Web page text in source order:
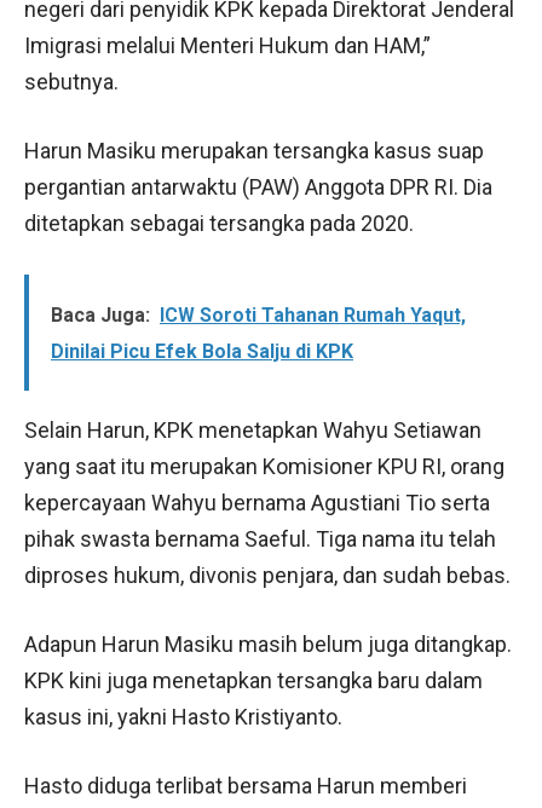
negeri dari penyidik KPK kepada Direktorat Jenderal
Imigrasi melalui Menteri Hukum dan HAM,”
sebutnya.
Harun Masiku merupakan tersangka kasus suap
pergantian antarwaktu (PAW) Anggota DPR RI. Dia
ditetapkan sebagai tersangka pada 2020.
Baca Juga: ICW Soroti Tahanan Rumah Yaqut,
Dinilai Picu Efek Bola Salju di KPK
Selain Harun, KPK menetapkan Wahyu Setiawan
yang saat itu merupakan Komisioner KPU RI, orang
kepercayaan Wahyu bernama Agustiani Tio serta
pihak swasta bernama Saeful. Tiga nama itu telah
diproses hukum, divonis penjara, dan sudah bebas.
Adapun Harun Masiku masih belum juga ditangkap.
KPK kini juga menetapkan tersangka baru dalam
kasus ini, yakni Hasto Kristiyanto.
Hasto diduga terlibat bersama Harun memberi